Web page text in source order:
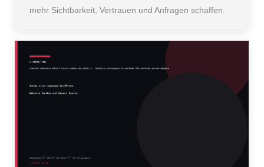
mehr Sichtbarkeit, Vertrauen und Anfragen schaffen.